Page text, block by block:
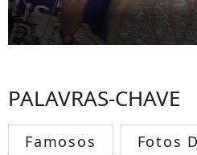
PALAVRAS-CHAVE
Famosos Fotos